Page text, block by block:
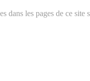
dans les pages de ce